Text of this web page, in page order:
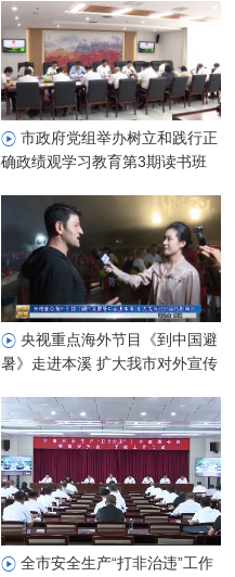
市政府党组举办树立和践行正
确政绩观学习教育第3期读书班
题学习会议
央视重点海外节目《到中国避
暑》走进本溪 扩大我市对外宣传
全市安全生产“打非治违”工作